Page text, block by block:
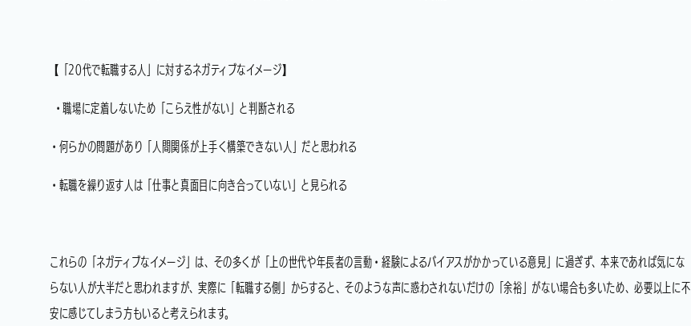
【「20代で転職する人」に対するネガティブなイメージ】
・職場に定着しないため「こらえ性がない」と判断される
・何らかの問題があり「人間関係が上手く構築できない人」だと思われる
・転職を繰り返す人は「仕事と真面目に向き合っていない」と見られる
これらの「ネガティブなイメージ」は、その多くが「上の世代や年長者の言動・経験によるバイアスがかかっている意見」に過ぎず、本来であれば気にな
らない人が大半だと思われますが、実際に「転職する側」からすると、そのような声に惑わされないだけの「余裕」がない場合も多いため、必要以上に不
安に感じてしまう方もいると考えられます。